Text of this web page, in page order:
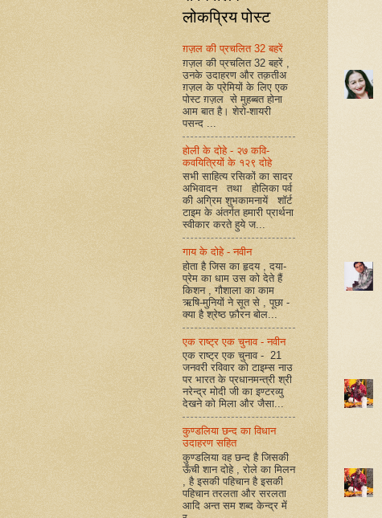
लोकप्रिय पोस्ट
ग़ज़ल की प्रचलित 32 बहरें
ग़ज़ल की प्रचलित 32 बहरें ,
उनके उदाहरण और तक़तीअ
ग़ज़ल के प्रेमियों के लिए एक
पोस्ट ग़ज़ल से मुहब्बत होना
आम बात है। शेरो-शायरी
पसन्द ...
होली के दोहे - २७ कवि-
कवयित्रियों के १२९ दोहे
सभी साहित्य रसिकों का सादर
अभिवादन तथा होलिका पर्व
की अग्रिम शुभकामनायें शॉर्ट
टाइम के अंतर्गत हमारी प्रार्थना
स्वीकार करते हुये ज...
गाय के दोहे - नवीन
होता है जिस का हृदय , दया-
प्रेम का धाम उस को देते हैं
किशन , गौशाला का काम
ऋषि-मुनियों ने सूत से , पूछा -
क्या है श्रेष्ठ फ़ौरन बोल...
एक राष्ट्र एक चुनाव - नवीन
एक राष्ट्र एक चुनाव - 21
जनवरी रविवार को टाइम्स नाउ
पर भारत के प्रधानमन्त्री श्री
नरेन्द्र मोदी जी का इण्टरव्यु
देखने को मिला और जैसा...
कुण्डलिया छन्द का विधान
उदाहरण सहित
कुण्डलिया वह छन्द है जिसकी
ऊँची शान दोहे , रोले का मिलन
, है इसकी पहिचान है इसकी
पहिचान तरलता और सरलता
आदि अन्त सम शब्द केन्द्र में